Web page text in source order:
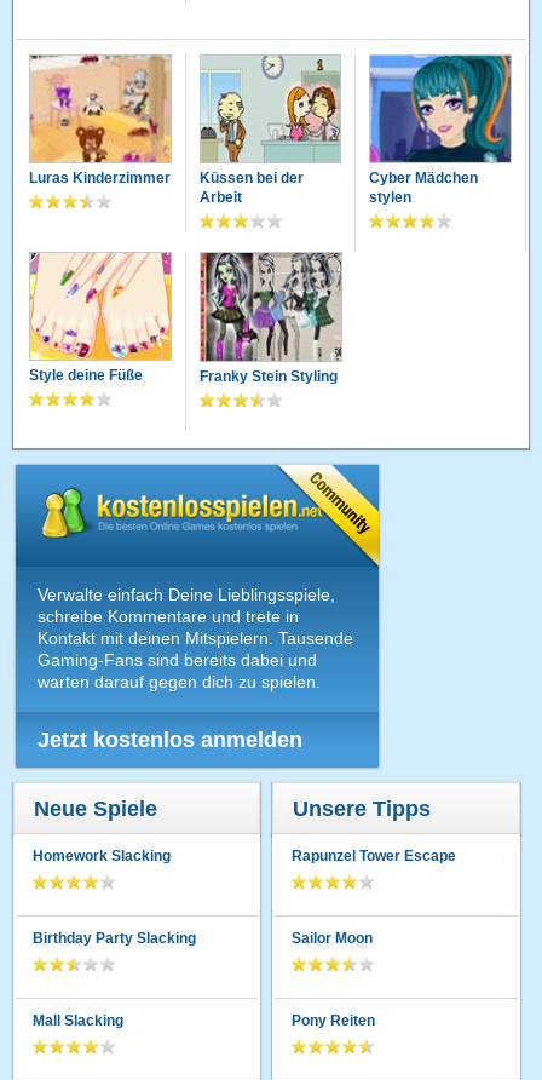
Luras Kinderzimmer
Küssen bei der
Arbeit
Cyber Mädchen
stylen
Style deine Füße Franky Stein Styling
Verwalte einfach Deine Lieblingsspiele,
schreibe Kommentare und trete in
Kontakt mit deinen Mitspielern. Tausende
Gaming-Fans sind bereits dabei und
warten darauf gegen dich zu spielen.
Jetzt kostenlos anmelden
Neue Spiele
Homework Slacking
Birthday Party Slacking
Mall Slacking
Unsere Tipps
Rapunzel Tower Escape
Sailor Moon
Pony Reiten